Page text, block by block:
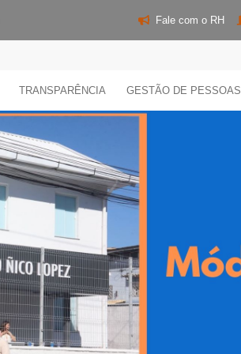
Fale com o RH
TRANSPARÊNCIA GESTÃO DE PESSOAS